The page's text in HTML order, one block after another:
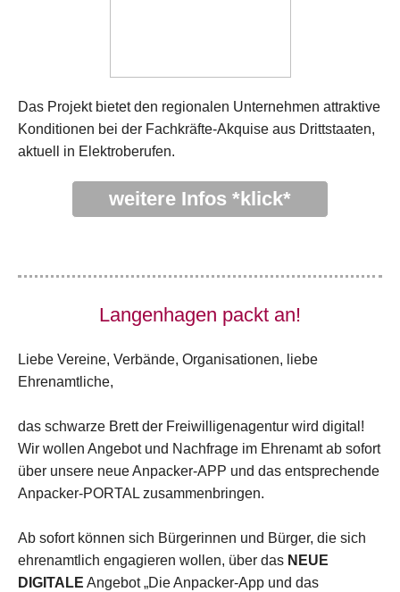
Das Projekt bietet den regionalen Unternehmen attraktive
Konditionen bei der Fachkräfte-Akquise aus Drittstaaten,
aktuell in Elektroberufen.
weitere Infos *klick*
Langenhagen packt an!
Liebe Vereine, Verbände, Organisationen, liebe
Ehrenamtliche,
das schwarze Brett der Freiwilligenagentur wird digital!
Wir wollen Angebot und Nachfrage im Ehrenamt ab sofort
über unsere neue Anpacker-APP und das entsprechende
Anpacker-PORTAL zusammenbringen.
Ab sofort können sich Bürgerinnen und Bürger, die sich
ehrenamtlich engagieren wollen, über das NEUE
DIGITALE Angebot „Die Anpacker-App und das